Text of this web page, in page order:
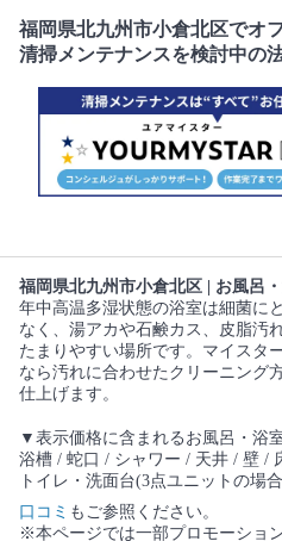
福岡県北九州市小倉北区でオ
清掃メンテナンスを検討中の
福岡県北九州市小倉北区 | お風呂
年中高温多湿状態の浴室は細菌に
なく、湯アカや石鹸カス、皮脂汚
たまりやすい場所です。マイスタ
なら汚れに合わせたクリーニング
仕上げます。
▼表示価格に含まれるお風呂・浴
浴槽 / 蛇口 / シャワー / 天井 / 壁 /
トイレ・洗面台(3点ユニットの場
口コミ もご参照ください。
※本ページでは一部プロモーショ